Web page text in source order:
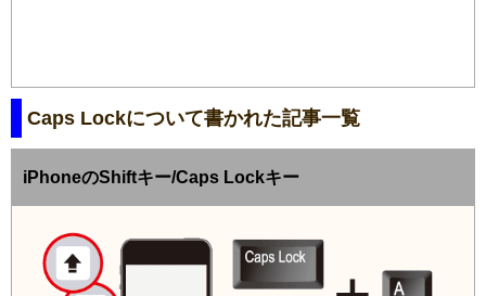
Caps Lockについて書かれた記事一覧
iPhoneのShiftキー/Caps Lockキー